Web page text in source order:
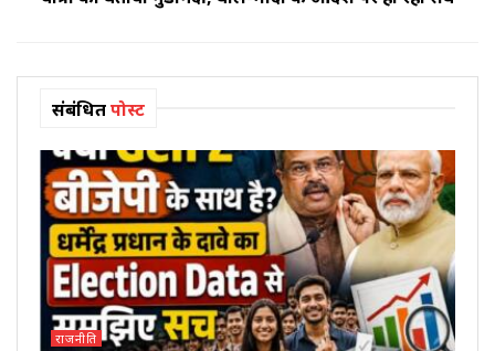
संबंधितपोस्ट
राजनीति